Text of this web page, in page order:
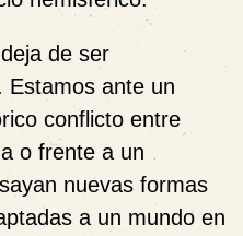
de ser
Estamos ante un
conflicto entre
o frente a un
nuevas formas
a un mundo en